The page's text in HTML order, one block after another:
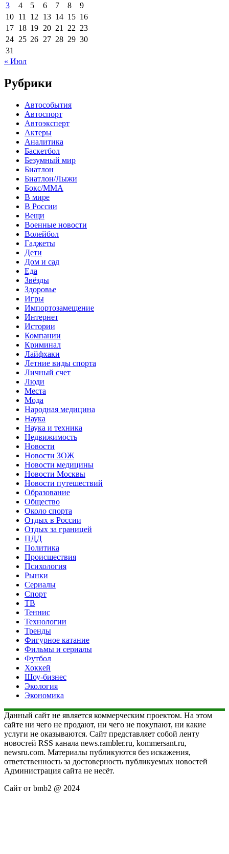
3
4 5 6 7 8
9
10 11 12 13 14 15 16
17 18 19 20 21 22 23
24 25 26 27 28 29 30
31
« Июл
Рубрики
Автособытия
Автоспорт
Автоэксперт
Актеры
Аналитика
Баскетбол
Безумный мир
Биатлон
Биатлон/Лыжи
Бокс/MMA
В мире
В России
Вещи
Военные новости
Волейбол
Гаджеты
Дети
Дом и сад
Еда
Звёзды
Здоровье
Игры
Импортозамещение
Интернет
Истории
Компании
Криминал
Лайфхаки
Летние виды спорта
Личный счет
Люди
Места
Мода
Народная медицина
Наука
Наука и техника
Недвижимость
Новости
Новости ЗОЖ
Новости медицины
Новости Москвы
Новости путешествий
Образование
Общество
Около спорта
Отдых в России
Отдых за границей
ПДД
Политика
Происшествия
Психология
Рынки
Сериалы
Спорт
ТВ
Теннис
Технологии
Тренды
Фигурное катание
Фильмы и сериалы
Футбол
Хоккей
Шоу-бизнес
Экология
Экономика
Данный сайт не является коммерческим проектом. На этом
сайте ни чего не продают, ни чего не покупают, ни какие
услуги не оказываются. Сайт представляет собой ленту
новостей RSS канала news.rambler.ru, kommersant.ru,
newsru.com. Материалы публикуются без искажения,
ответственность за достоверность публикуемых новостей
Администрация сайта не несёт.
Сайт от bmb2 @ 2024